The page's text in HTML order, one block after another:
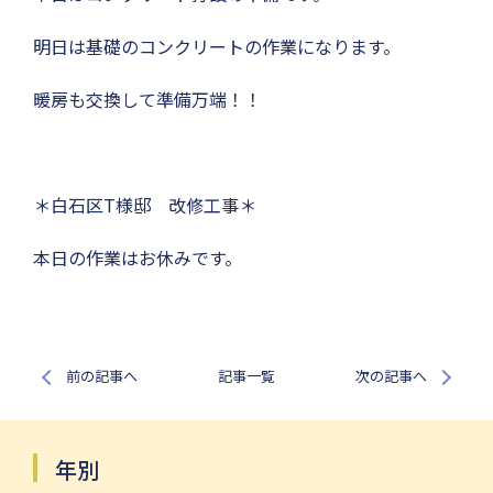
明日は基礎のコンクリートの作業になります。
暖房も交換して準備万端！！
＊白石区T様邸 改修工事＊
本日の作業はお休みです。
前の記事へ 記事一覧 次の記事へ
年別